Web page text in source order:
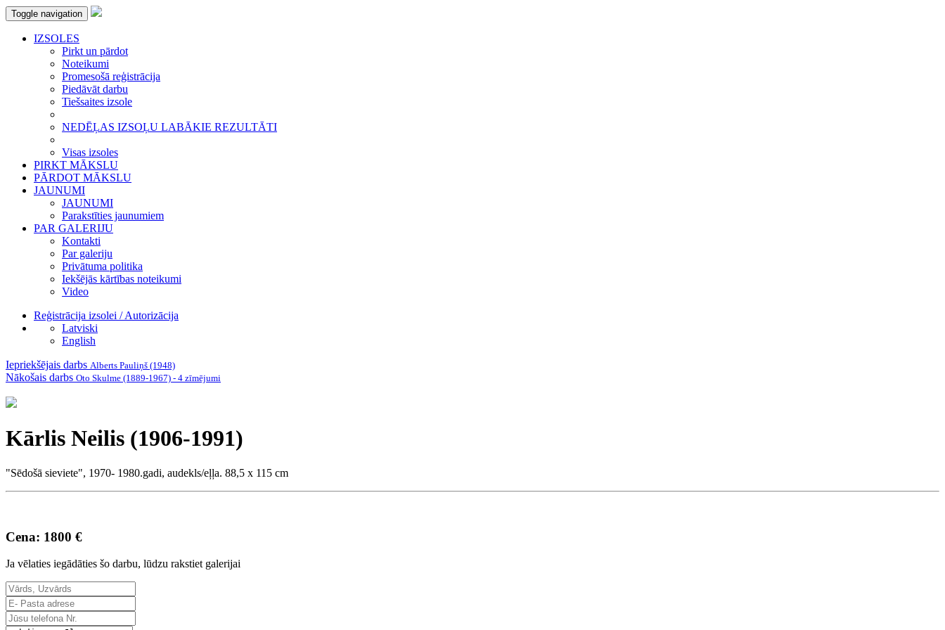
Toggle navigation
IZSOLES
Pirkt un pārdot
Noteikumi
Promesošā reģistrācija
Piedāvāt darbu
Tiešsaites izsole
NEDĒĻAS IZSOĻU LABĀKIE REZULTĀTI
Visas izsoles
PIRKT MĀKSLU
PĀRDOT MĀKSLU
JAUNUMI
JAUNUMI
Parakstīties jaunumiem
PAR GALERIJU
Kontakti
Par galeriju
Privātuma politika
Iekšējās kārtības noteikumi
Video
Reģistrācija izsolei / Autorizācija
Latviski
English
Iepriekšējais darbs Alberts Pauliņš (1948)
Nākošais darbs Oto Skulme (1889-1967) - 4 zīmējumi
Kārlis Neilis (1906-1991)
"Sēdošā sieviete", 1970- 1980.gadi, audekls/eļļa. 88,5 x 115 cm
Cena: 1800 €
Ja vēlaties iegādāties šo darbu, lūdzu rakstiet galerijai